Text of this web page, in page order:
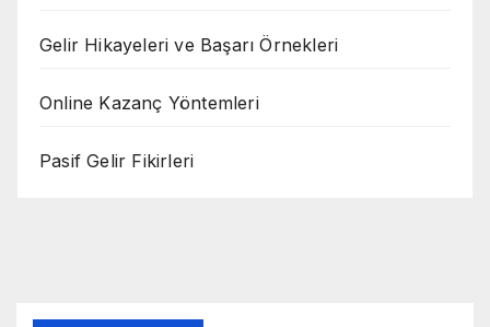
Gelir Hikayeleri ve Başarı Örnekleri
Online Kazanç Yöntemleri
Pasif Gelir Fikirleri